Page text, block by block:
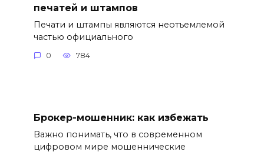
печатей и штампов
Печати и штампы являются неотъемлемой
частью официального
0 784
Брокер-мошенник: как избежать
Важно понимать, что в современном
цифровом мире мошеннические